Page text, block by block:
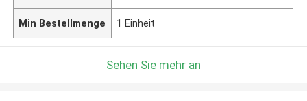
Min Bestellmenge 1 Einheit
Sehen Sie mehr an